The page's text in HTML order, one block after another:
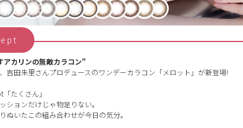
アカリンの無敵カラコン"
吉田朱里さんプロデュースのワンデーカラコン「メロット」が新登場!
たくさん」
ションだけじゃ物足りない。
ぬいたこの組み合わせが今日の気分。